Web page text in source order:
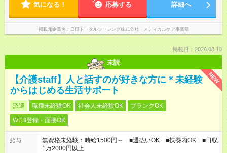
気になる！ 応募する 詳細へ
掲載元企業名 日研トータルソーシング株式会社 メディカルケア事業部
掲載日：2026.08.10
未読
NEW
【介護staff】人と話すのが好きな方に＊未経験
からはじめる生活サポート
派遣 職種未経験OK 社会人未経験OK
ブランクOK
WEB登録・面接OK
給与
無資格未経験：時給1500円～ ■週払いOK ■扶養内OK ■日収
1万2000円以上